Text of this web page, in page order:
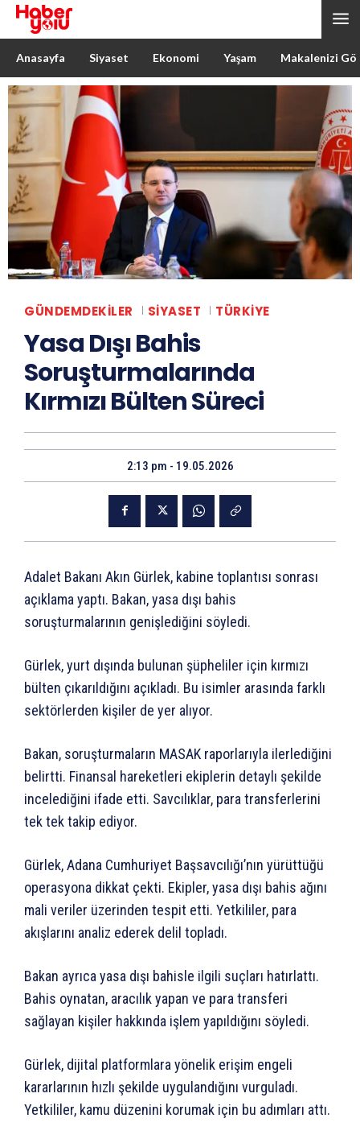
Anasayfa Siyaset Ekonomi Yaşam Makalenizi
GÜNDEMDEKILER SIYASET TÜRKIYE
Yasa Dışı Bahis
Soruşturmalarında
Kırmızı Bülten Süreci
2:13 pm - 19.05.2026
Adalet Bakanı Akın Gürlek, kabine toplantısı sonrası
açıklama yaptı. Bakan, yasa dışı bahis
soruşturmalarının genişlediğini söyledi.
Gürlek, yurt dışında bulunan şüpheliler için kırmızı
bülten çıkarıldığını açıkladı. Bu isimler arasında farklı
sektörlerden kişiler de yer alıyor.
Bakan, soruşturmaların MASAK raporlarıyla ilerlediğini
belirtti. Finansal hareketleri ekiplerin detaylı şekilde
incelediğini ifade etti. Savcılıklar, para transferlerini
tek tek takip ediyor.
Gürlek, Adana Cumhuriyet Başsavcılığı’nın yürüttüğü
operasyona dikkat çekti. Ekipler, yasa dışı bahis ağını
mali veriler üzerinden tespit etti. Yetkililer, para
akışlarını analiz ederek delil topladı.
Bakan ayrıca yasa dışı bahisle ilgili suçları hatırlattı.
Bahis oynatan, aracılık yapan ve para transferi
sağlayan kişiler hakkında işlem yapıldığını söyledi.
Gürlek, dijital platformlara yönelik erişim engeli
kararlarının hızlı şekilde uygulandığını vurguladı.
Yetkililer, kamu düzenini korumak için bu adımları attı.